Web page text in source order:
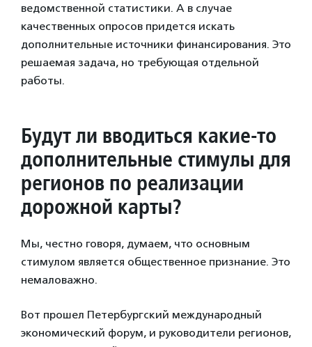
ведомственной статистики. А в случае
качественных опросов придется искать
дополнительные источники финансирования. Это
решаемая задача, но требующая отдельной
работы.
Будут ли вводиться какие-то
дополнительные стимулы для
регионов по реализации
дорожной карты?
Мы, честно говоря, думаем, что основным
стимулом является общественное признание. Это
немаловажно.
Вот прошел Петербургский международный
экономический форум, и руководители регионов,